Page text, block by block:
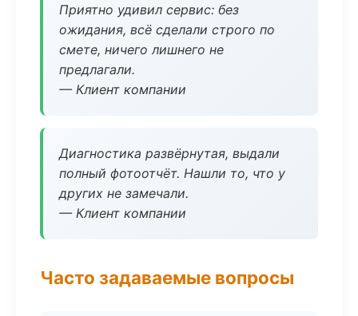
Приятно удивил сервис: без
ожидания, всё сделали строго по
смете, ничего лишнего не
предлагали.
— Клиент компании
Диагностика развёрнутая, выдали
полный фотоотчёт. Нашли то, что у
других не замечали.
— Клиент компании
Часто задаваемые вопросы